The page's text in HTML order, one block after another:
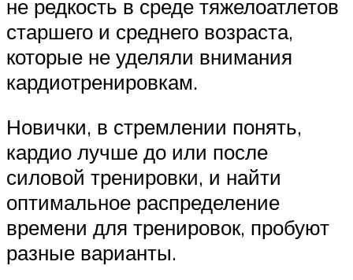
не редкость в среде тяжелоатлетов
старшего и среднего возраста,
которые не уделяли внимания
кардиотренировкам.
Новички, в стремлении понять,
кардио лучше до или после
силовой тренировки, и найти
оптимальное распределение
времени для тренировок, пробуют
разные варианты.